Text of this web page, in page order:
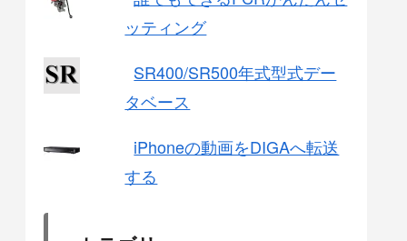
ッティング
SR400/SR500年式型式デー
タベース
iPhoneの動画をDIGAへ転送
する